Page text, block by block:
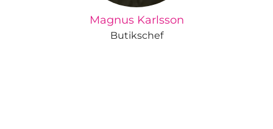
Magnus Karlsson
Butikschef